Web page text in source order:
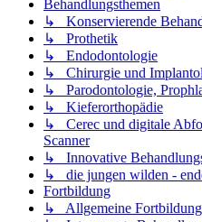
Behandlungsthemen
↳ Konservierende
↳ Prothetik
↳ Endodontologie
↳ Chirurgie und
↳ Parodontologie,
↳ Kieferorthopädie
↳ Cerec und digitale
Scanner
↳ Innovative
↳ die jungen wilden -
Fortbildung
↳ Allgemeine